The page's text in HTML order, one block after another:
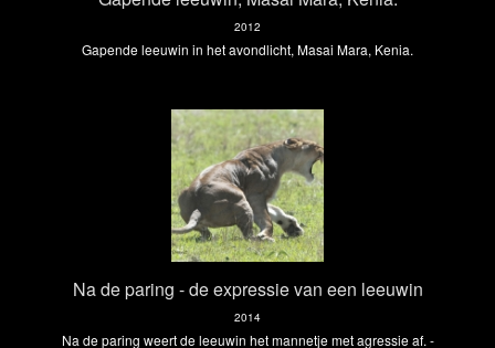
2012
Gapende leeuwin in het avondlicht, Masai Mara, Kenia.
Na de paring - de expressie van een leeuwin
2014
Na de paring weert de leeuwin het mannetje met agressie af. -